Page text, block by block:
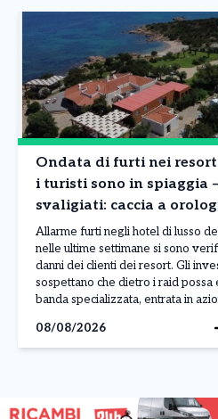
Ondata di furti nei
i turisti sono in spiaggia – Hotel
svaligiati: caccia a
borse
Allarme furti negli hotel di lusso
nelle ultime settimane si sono
danni dei clienti dei resort. Gli
sospettano che dietro i raid possa
banda specializzata, entrata in
della costa sarda. L’ultimo […]
08/08/2026